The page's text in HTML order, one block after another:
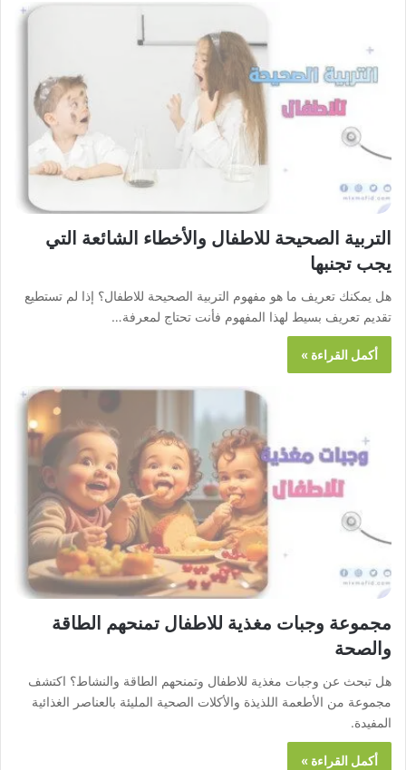
التربية الصحيحة للاطفال والأخطاء الشائعة التي
يجب تجنبها
هل يمكنك تعريف ما هو مفهوم التربية الصحيحة للاطفال؟ إذا لم تستطيع
تقديم تعريف بسيط لهذا المفهوم فأنت تحتاج لمعرفة…
أكمل القراءة »
مجموعة وجبات مغذية للاطفال تمنحهم الطاقة
والصحة
هل تبحث عن وجبات مغذية للاطفال وتمنحهم الطاقة والنشاط؟ اكتشف
مجموعة من الأطعمة اللذيذة والأكلات الصحية المليئة بالعناصر الغذائية
المفيدة.
أكمل القراءة »